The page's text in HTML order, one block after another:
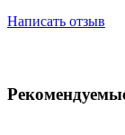
Написать отзыв